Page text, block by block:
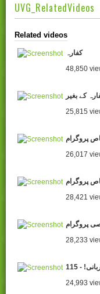
UVG_RelatedVideos
Related videos
کفارہ
48,850
کے بغیر
25,815
پروگرام
26,017
پروگرام
28,421
پروگرام
28,233
24,993